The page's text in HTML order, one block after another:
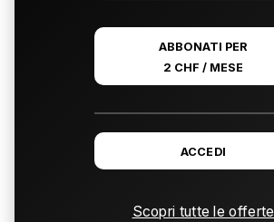
ABBONATI PER
2 CHF / MESE
ACCEDI
Scopri tutte le offerte